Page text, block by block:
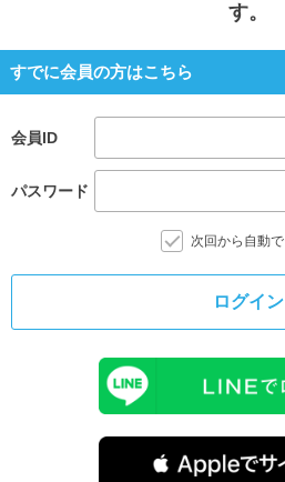
す。
すでに会員の方はこちら
会員ID
パスワード
次回から自動
ログイン